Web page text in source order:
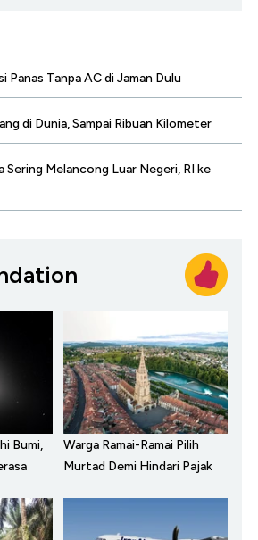
Panas Tanpa AC di Jaman Dulu
di Dunia, Sampai Ribuan Kilometer
Sering Melancong Luar Negeri, RI ke
Bumi,
Warga Ramai-Ramai Pilih
Murtad Demi Hindari Pajak